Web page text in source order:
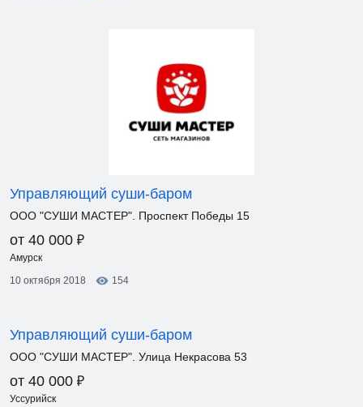
Управляющий суши-баром
ООО "СУШИ МАСТЕР". Проспект Победы 15
от 40 000 ₽
Амурск
10 октября 2018
154
Управляющий суши-баром
ООО "СУШИ МАСТЕР". Улица Некрасова 53
от 40 000 ₽
Уссурийск